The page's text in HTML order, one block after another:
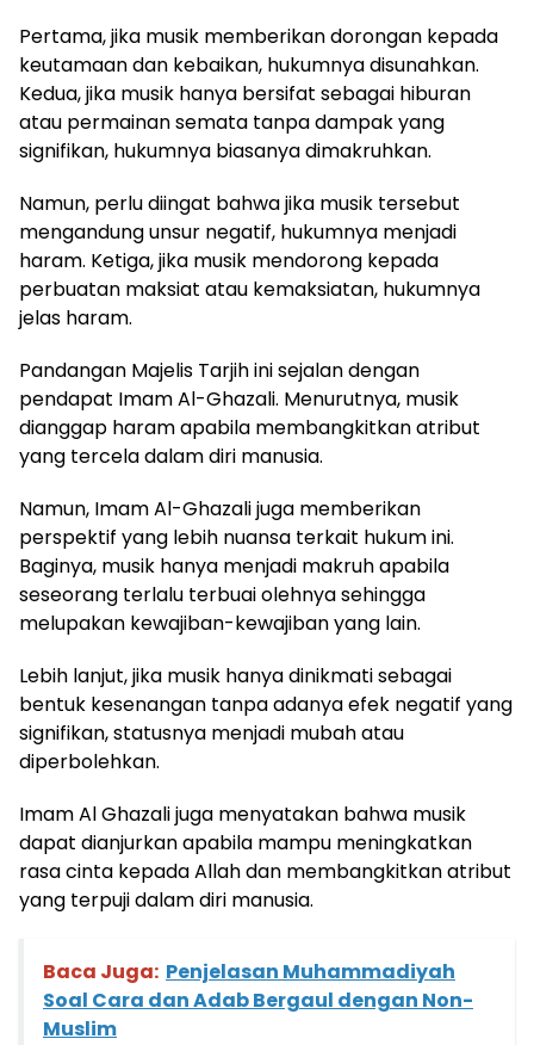
Pertama, jika musik memberikan dorongan kepada
keutamaan dan kebaikan, hukumnya disunahkan.
Kedua, jika musik hanya bersifat sebagai hiburan
atau permainan semata tanpa dampak yang
signifikan, hukumnya biasanya dimakruhkan.
Namun, perlu diingat bahwa jika musik tersebut
mengandung unsur negatif, hukumnya menjadi
haram. Ketiga, jika musik mendorong kepada
perbuatan maksiat atau kemaksiatan, hukumnya
jelas haram.
Pandangan Majelis Tarjih ini sejalan dengan
pendapat Imam Al-Ghazali. Menurutnya, musik
dianggap haram apabila membangkitkan atribut
yang tercela dalam diri manusia.
Namun, Imam Al-Ghazali juga memberikan
perspektif yang lebih nuansa terkait hukum ini.
Baginya, musik hanya menjadi makruh apabila
seseorang terlalu terbuai olehnya sehingga
melupakan kewajiban-kewajiban yang lain.
Lebih lanjut, jika musik hanya dinikmati sebagai
bentuk kesenangan tanpa adanya efek negatif yang
signifikan, statusnya menjadi mubah atau
diperbolehkan.
Imam Al Ghazali juga menyatakan bahwa musik
dapat dianjurkan apabila mampu meningkatkan
rasa cinta kepada Allah dan membangkitkan atribut
yang terpuji dalam diri manusia.
Baca Juga: Penjelasan Muhammadiyah
Soal Cara dan Adab Bergaul dengan Non-
Muslim